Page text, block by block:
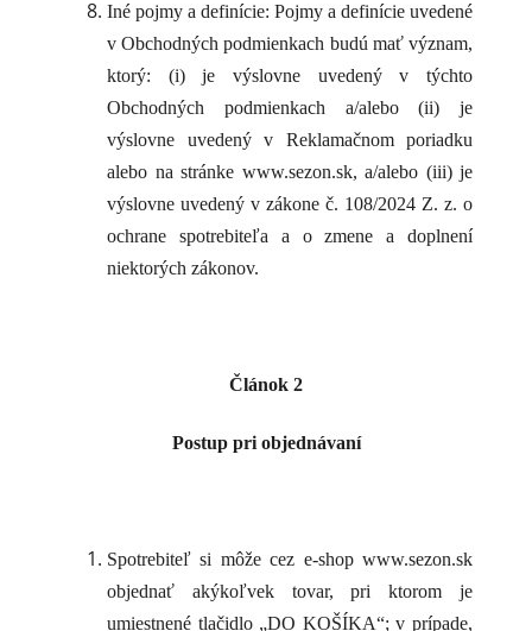
Iné pojmy a definície: Pojmy a definície uvedené
v Obchodných podmienkach budú mať význam,
ktorý: (i) je výslovne uvedený v týchto
Obchodných podmienkach a/alebo (ii) je
výslovne uvedený v Reklamačnom poriadku
alebo na stránke www.sezon.sk, a/alebo (iii) je
výslovne uvedený v zákone č. 108/2024 Z. z. o
ochrane spotrebiteľa a o zmene a doplnení
niektorých zákonov.
Článok 2
Postup pri objednávaní
Spotrebiteľ si môže cez e-shop www.sezon.sk
objednať akýkoľvek tovar, pri ktorom je
umiestnené tlačidlo „DO KOŠÍKA“; v prípade,